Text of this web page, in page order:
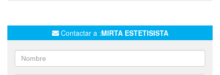
LIFTING FACIAL BOTOX CRISTAL OZONOTERAPIA
Contactar a :MIRTA ESTETISISTA